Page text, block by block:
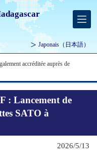
Japonais（日本語）
accréditée auprès de
: Lancement de
SATO à
2026/5/13